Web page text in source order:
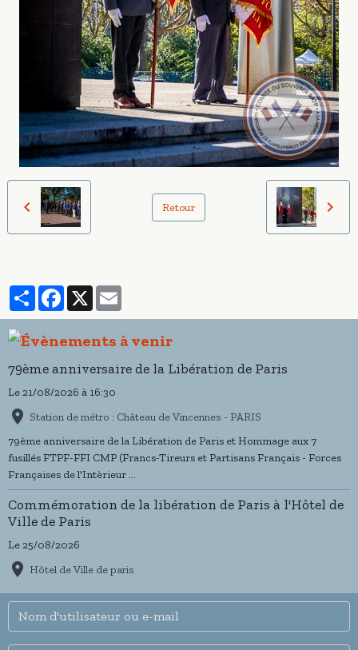
Retour
PartagerFacebook
X
79ème anniversaire de la Libération de Paris
Le 21/08/2026 à 16:30
Station de métro : Château de Vincennes - PARIS
79ème anniversaire de la Libération de Paris et Hommage aux 7
fusillés FTPF-FFI CMP (Francs-Tireurs et Partisans Français - Forces
Françaises de l'Intèrieur ...
Commémoration de la libération de Paris à l'Hôtel de
Ville de Paris
Le 25/08/2026
Hôtel de Ville de paris